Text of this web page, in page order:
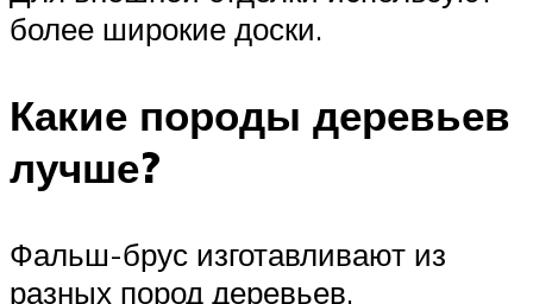
более широкие доски.
Какие породы деревьев
лучше?
Фальш-брус изготавливают из
разных пород деревьев.